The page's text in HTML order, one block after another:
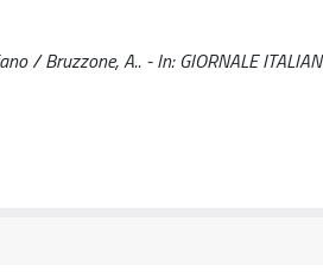
/ Bruzzone, A.. - In: GIORNALE